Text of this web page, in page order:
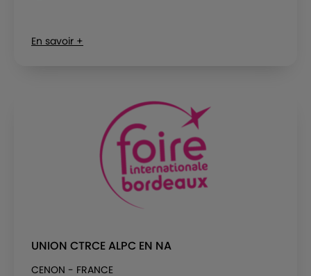
En savoir +
UNION CTRCE ALPC EN NA
CENON - FRANCE